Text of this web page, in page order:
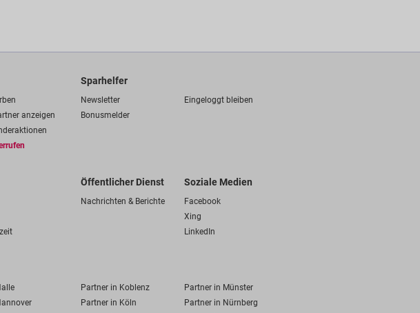
anzeigen
Sparhelfer
Newsletter
Eingeloggt bleiben
Bonusmelder
Öffentlicher Dienst
Nachrichten & Berichte
Soziale Medien
Facebook
Xing
LinkedIn
Partner in Koblenz
Partner in Münster
Partner in Köln
Partner in Nürnberg